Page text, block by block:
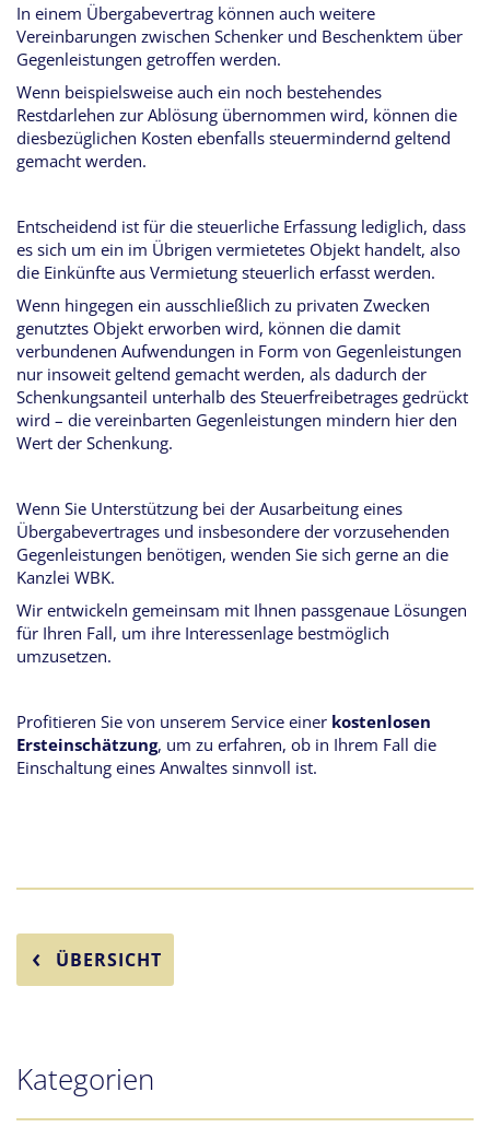
In einem Übergabevertrag können auch weitere
Vereinbarungen zwischen Schenker und Beschenktem über
Gegenleistungen getroffen werden.
Wenn beispielsweise auch ein noch bestehendes
Restdarlehen zur Ablösung übernommen wird, können die
diesbezüglichen Kosten ebenfalls steuermindernd geltend
gemacht werden.
Entscheidend ist für die steuerliche Erfassung lediglich, dass
es sich um ein im Übrigen vermietetes Objekt handelt, also
die Einkünfte aus Vermietung steuerlich erfasst werden.
Wenn hingegen ein ausschließlich zu privaten Zwecken
genutztes Objekt erworben wird, können die damit
verbundenen Aufwendungen in Form von Gegenleistungen
nur insoweit geltend gemacht werden, als dadurch der
Schenkungsanteil unterhalb des Steuerfreibetrages gedrückt
wird – die vereinbarten Gegenleistungen mindern hier den
Wert der Schenkung.
Wenn Sie Unterstützung bei der Ausarbeitung eines
Übergabevertrages und insbesondere der vorzusehenden
Gegenleistungen benötigen, wenden Sie sich gerne an die
Kanzlei WBK.
Wir entwickeln gemeinsam mit Ihnen passgenaue Lösungen
für Ihren Fall, um ihre Interessenlage bestmöglich
umzusetzen.
Profitieren Sie von unserem Service einer kostenlosen
Ersteinschätzung, um zu erfahren, ob in Ihrem Fall die
Einschaltung eines Anwaltes sinnvoll ist.
ÜBERSICHT
Kategorien